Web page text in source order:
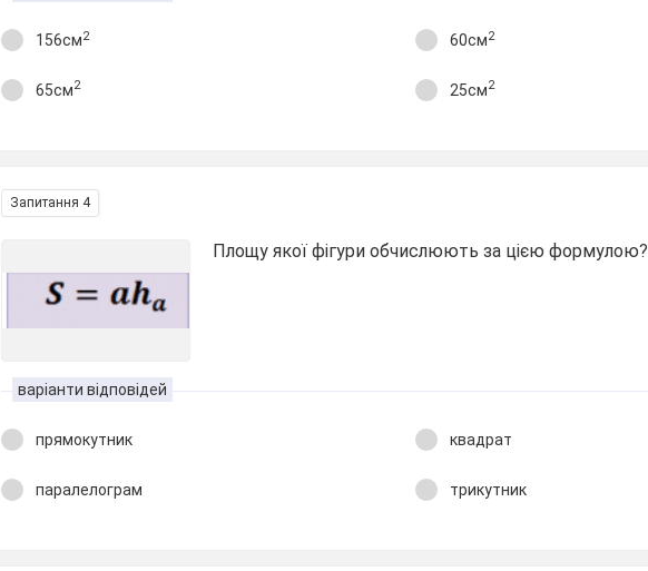
156см2 60см2
65см2 25см2
Запитання 4
Площу якої фігури обчислюють за цією формулою?
варіанти відповідей
прямокутник квадрат
паралелограм трикутник